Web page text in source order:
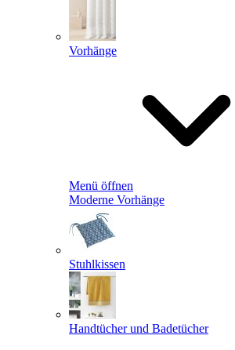
Vorhänge
Menü öffnen
Moderne Vorhänge
Stuhlkissen
Handtücher und Badetücher